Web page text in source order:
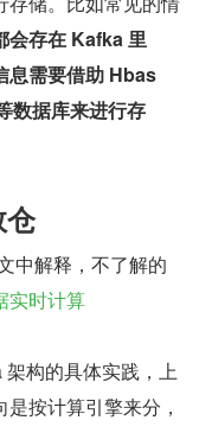
会存在 Kafka 里
息需要借助 Hbas
数据库来进行存
中解释，不了解的
实时计算
构的具体实践，上
按计算引擎来分，